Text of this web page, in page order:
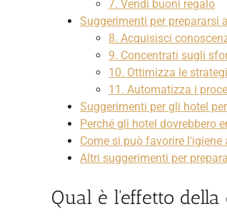
7. Vendi buoni regalo
Suggerimenti per prepararsi
8. Acquisisci
9. Concentrati sugli
10. Ottimizza le
11. Automatizza i
Suggerimenti per gli hotel
Perché gli hotel dovrebbero
Come si può favorire
Altri suggerimenti per
Qual è l'effetto